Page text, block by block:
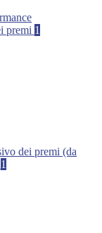
premi 1
dei premi (da
1